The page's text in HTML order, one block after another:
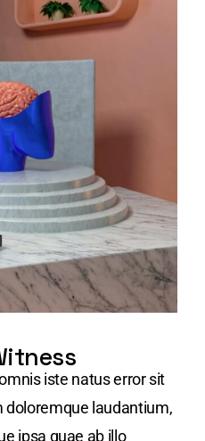
iste natus error sit
laudantium,
ipsa quae ab illo